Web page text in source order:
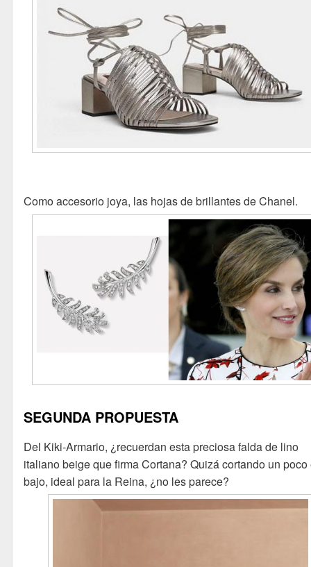
Como accesorio joya, las hojas de brillantes de Chanel.
SEGUNDA PROPUESTA
Del Kiki-Armario, ¿recuerdan esta preciosa falda de lino
italiano beige que firma Cortana? Quizá cortando un poco
bajo, ideal para la Reina, ¿no les parece?